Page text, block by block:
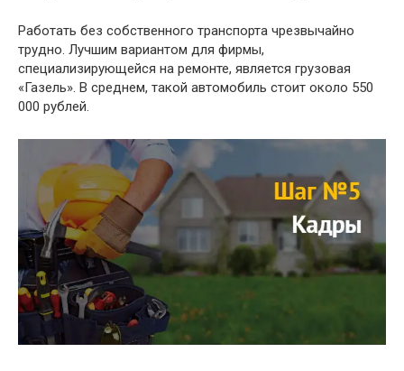
Работать без собственного транспорта чрезвычайно
трудно. Лучшим вариантом для фирмы,
специализирующейся на ремонте, является грузовая
«Газель». В среднем, такой автомобиль стоит около 550
000 рублей.